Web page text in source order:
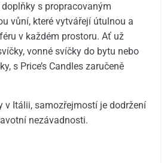
s propracovaným
vůní, které vytvářejí útulnou a
v každém prostoru. Ať už
vonné svíčky do bytu nebo
s Price’s Candles zaručeně
v Itálii, samozřejmostí je dodržení
nezávadnosti.